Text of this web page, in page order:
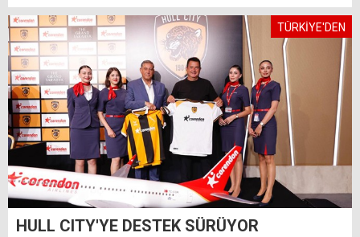
TÜRKİYE'DEN
HULL CITY'YE DESTEK SÜRÜYOR